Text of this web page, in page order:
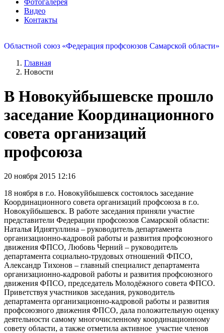
Видео
Контакты
Областной союз «Федерация профсоюзов Самарской области»
Главная
Новости
В Новокуйбышевске прошло
заседание Координационного
совета организаций
профсоюза
20 ноября 2015 12:16
18 ноября в г.о. Новокуйбышевск состоялось заседание
Координационного совета организаций профсоюза в г.о.
Новокуйбышевск. В работе заседания приняли участие
представители Федерации профсоюзов Самарской области:
Наталья Идиятуллина – руководитель департамента
организационно-кадровой работы и развития профсоюзного
движения ФПСО, Любовь Черний – руководитель
департамента социально-трудовых отношений ФПСО,
Александр Тихонов – главный специалист департамента
организационно-кадровой работы и развития профсоюзного
движения ФПСО, председатель Молодёжного совета ФПСО.
Приветствуя участников заседания, руководитель
департамента организационно-кадровой работы и развития
профсоюзного движения ФПСО, дала положительную оценку
деятельности самому многочисленному координационному
совету области, а также отметила активное участие членов